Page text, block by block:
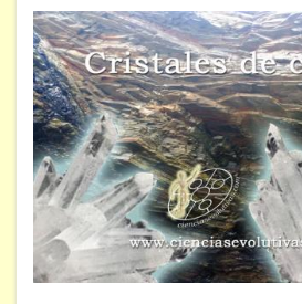
Bioenergía
Chamanismo
Flores de Bach
Hipnosis
Los cristales de cuarzo
Radiestesia